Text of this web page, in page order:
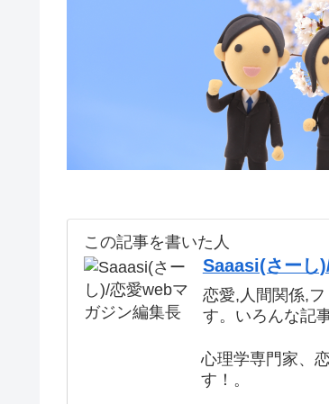
この記事を書いた人
Saaasi(さーし
恋愛,人間関係,
す。いろんな記
心理学専門家、
す！。